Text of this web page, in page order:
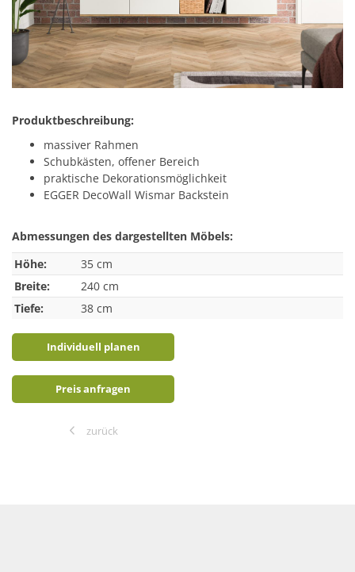
Produktbeschreibung:
massiver Rahmen
Schubkästen, offener Bereich
praktische Dekorationsmöglichkeit
EGGER DecoWall Wismar Backstein
Abmessungen des dargestellten Möbels:
Höhe:
35 cm
Breite:
240 cm
Tiefe:
38 cm
Individuell planen
Preis anfragen
zurück